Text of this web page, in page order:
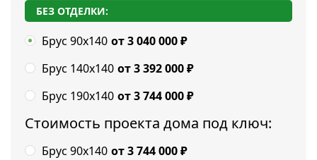
БЕЗ ОТДЕЛКИ:
Брус 90х140 от 3 040 000₽
Брус 140х140 от 3 392 000₽
Брус 190х140 от 3 744 000₽
Стоимость проекта дома под ключ:
Брус 90х140 от 3 744 000₽